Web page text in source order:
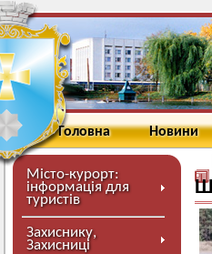
Головна Новини
Місто-курорт:
інформація для
туристів
Захиснику,
Захисниці